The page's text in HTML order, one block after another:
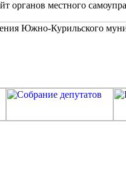
органов местного